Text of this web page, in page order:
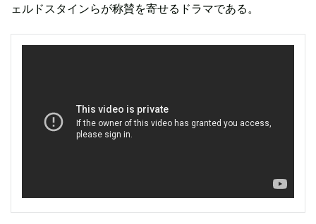
ェルドスタインらが称賛を寄せるドラマである。